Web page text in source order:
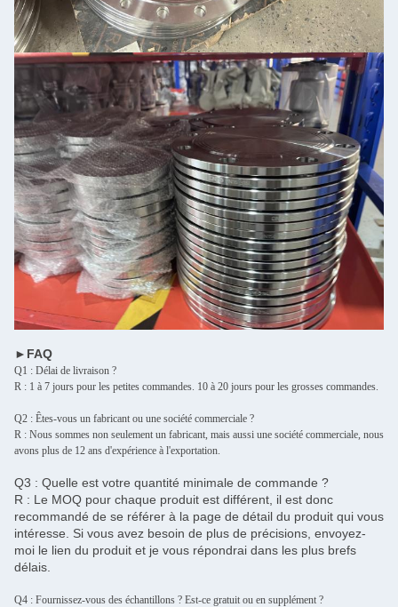
►FAQ
Q1 : Délai de livraison ?
R : 1 à 7 jours pour les petites commandes. 10 à 20 jours pour les grosses commandes.
Q2 : Êtes-vous un fabricant ou une société commerciale ?
R : Nous sommes non seulement un fabricant, mais aussi une société commerciale, nous
avons plus de 12 ans d'expérience à l'exportation.
Q3 : Quelle est votre quantité minimale de commande ?
R : Le MOQ pour chaque produit est différent, il est donc
recommandé de se référer à la page de détail du produit qui vous
intéresse. Si vous avez besoin de plus de précisions, envoyez-
moi le lien du produit et je vous répondrai dans les plus brefs
délais.
Q4 : Fournissez-vous des échantillons ? Est-ce gratuit ou en supplément ?